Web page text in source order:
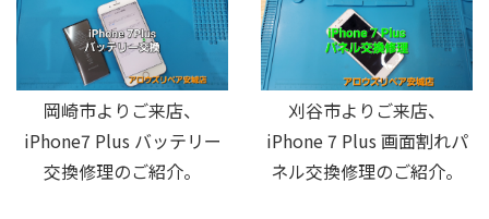
岡崎市よりご来店、
iPhone7 Plus バッテリー
交換修理のご紹介。
刈谷市よりご来店、
iPhone 7 Plus 画面割れパ
ネル交換修理のご紹介。